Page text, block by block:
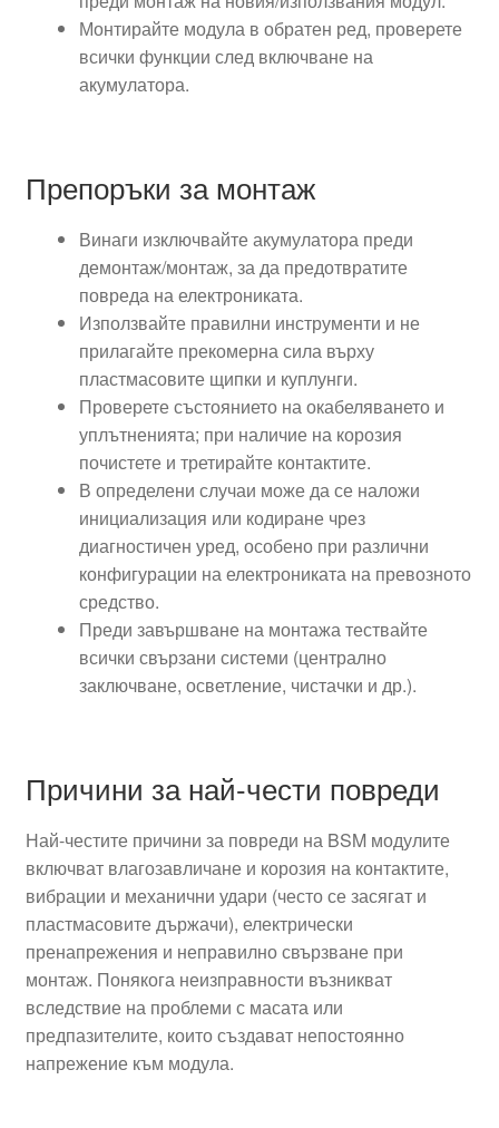
Монтирайте модула в обратен ред, проверете
всички функции след включване на
акумулатора.
Препоръки за монтаж
Винаги изключвайте акумулатора преди
демонтаж/монтаж, за да предотвратите
повреда на електрониката.
Използвайте правилни инструменти и не
прилагайте прекомерна сила върху
пластмасовите щипки и куплунги.
Проверете състоянието на окабеляването и
уплътненията; при наличие на корозия
почистете и третирайте контактите.
В определени случаи може да се наложи
инициализация или кодиране чрез
диагностичен уред, особено при различни
конфигурации на електрониката на превозното
средство.
Преди завършване на монтажа тествайте
всички свързани системи (централно
заключване, осветление, чистачки и др.).
Причини за най-чести повреди
Най-честите причини за повреди на BSM модулите
включват влагозавличане и корозия на контактите,
вибрации и механични удари (често се засягат и
пластмасовите държачи), електрически
пренапрежения и неправилно свързване при
монтаж. Понякога неизправности възникват
вследствие на проблеми с масата или
предпазителите, които създават непостоянно
напрежение към модула.